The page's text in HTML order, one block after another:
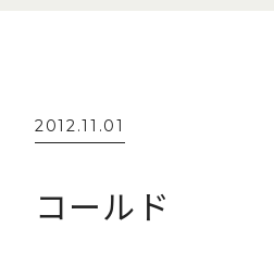
2012.11.01
コールド